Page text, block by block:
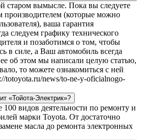
старом вымысле. Пока вы следуете
(которые можно
ваша гарантия
следуем графику технического
и позаботимся о том, чтобы
в силе, а Ваш автомобиль всегда
об этом мы написали целую статью,
то можете ознакомиться с ней
totoyota.ru/news/to-ne-y-oficialnogo-
«Тойота-Электрик»?
видов деятельности по ремонту и
марки Toyota. От достаточно
масла до ремонта электронных